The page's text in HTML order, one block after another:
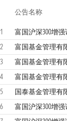
公告名称
1
2
3
4
5
6